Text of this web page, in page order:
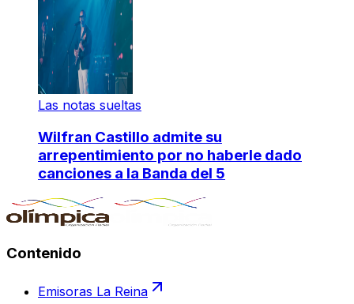
Las notas sueltas
Wilfran Castillo admite su
arrepentimiento por no haberle dado
canciones a la Banda del 5
Contenido
Emisoras La Reina